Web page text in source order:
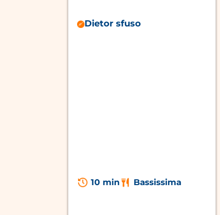
Dietor sfuso
10 min Bassissima